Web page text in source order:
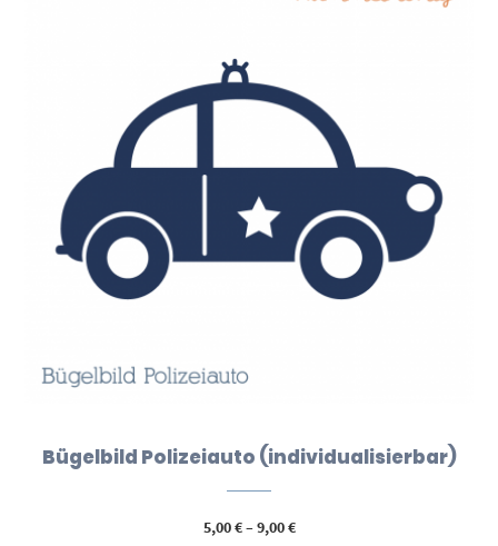
Bügelbild Polizeiauto (individualisierbar)
5,00€–9,00€Preisspanne: